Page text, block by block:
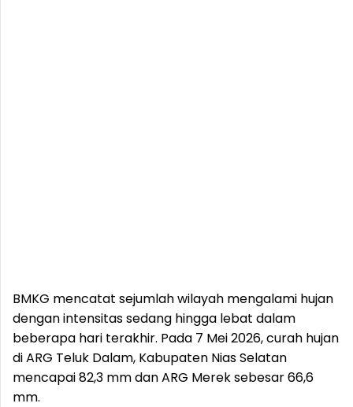
BMKG mencatat sejumlah wilayah mengalami hujan
dengan intensitas sedang hingga lebat dalam
beberapa hari terakhir. Pada 7 Mei 2026, curah hujan
di ARG Teluk Dalam, Kabupaten Nias Selatan
mencapai 82,3 mm dan ARG Merek sebesar 66,6
mm.